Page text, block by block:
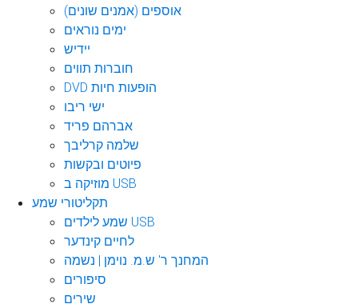
אוספים (אמנים שונים)
ימים נוראים
יידיש
חוברות תווים
DVD הופעות חיות
ישי ריבו
אברהם פריד
שלמה קרליבך
פיוטים ובקשות
מוזיקה ב USB
תקליטורי שמע
שמע לילדים USB
לחיים קינדער
המחנך ר' ש.מ. נוימן | נשמה
סיפורים
שירים